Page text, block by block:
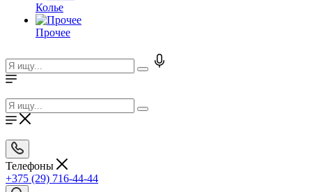
Колье
Прочее
Телефоны
+375 (29) 716-44-44